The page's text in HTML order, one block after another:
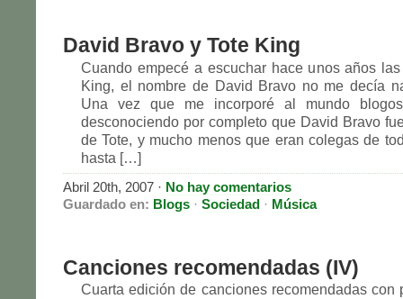
David Bravo y Tote King
Cuando empecé a escuchar hace unos años
King, el nombre de David Bravo no me decía
Una vez que me incorporé al mundo
desconociendo por completo que David Bravo
de Tote, y mucho menos que eran colegas de
hasta […]
Abril 20th, 2007 · No hay comentarios
Guardado en: Blogs · Sociedad · Música
Canciones recomendadas (IV)
Cuarta edición de canciones recomendadas con